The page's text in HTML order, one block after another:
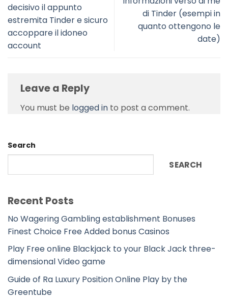
decisivo il appunto
estremita Tinder e sicuro
accoppare il idoneo
account
di Tinder (esempi in
quanto ottengono le
date)
Leave a Reply
You must be logged in to post a comment.
Search
SEARCH
Recent Posts
No Wagering Gambling establishment Bonuses
Finest Choice Free Added bonus Casinos
Play Free online Blackjack to your Black Jack three-
dimensional Video game
Guide of Ra Luxury Position Online Play by the
Greentube